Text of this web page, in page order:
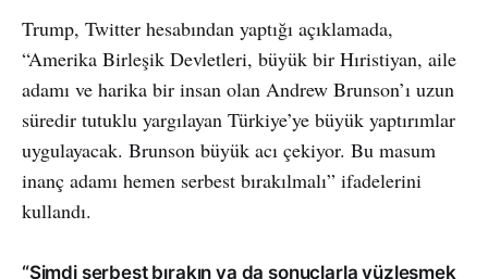
Trump, Twitter hesabından yaptığı açıklamada,
“Amerika Birleşik Devletleri, büyük bir Hıristiyan, aile
adamı ve harika bir insan olan Andrew Brunson’ı uzun
süredir tutuklu yargılayan Türkiye’ye büyük yaptırımlar
uygulayacak. Brunson büyük acı çekiyor. Bu masum
inanç adamı hemen serbest bırakılmalı” ifadelerini
kullandı.
“Şimdi serbest bırakın ya da sonuçlarla yüzleşmek